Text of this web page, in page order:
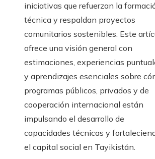
iniciativas que refuerzan la
técnica y respaldan proyectos
comunitarios sostenibles. Este
ofrece una visión general con
estimaciones, experiencias
y aprendizajes esenciales sobre
programas públicos, privados y de
cooperación internacional están
impulsando el desarrollo de
capacidades técnicas y
el capital social en Tayikistán.